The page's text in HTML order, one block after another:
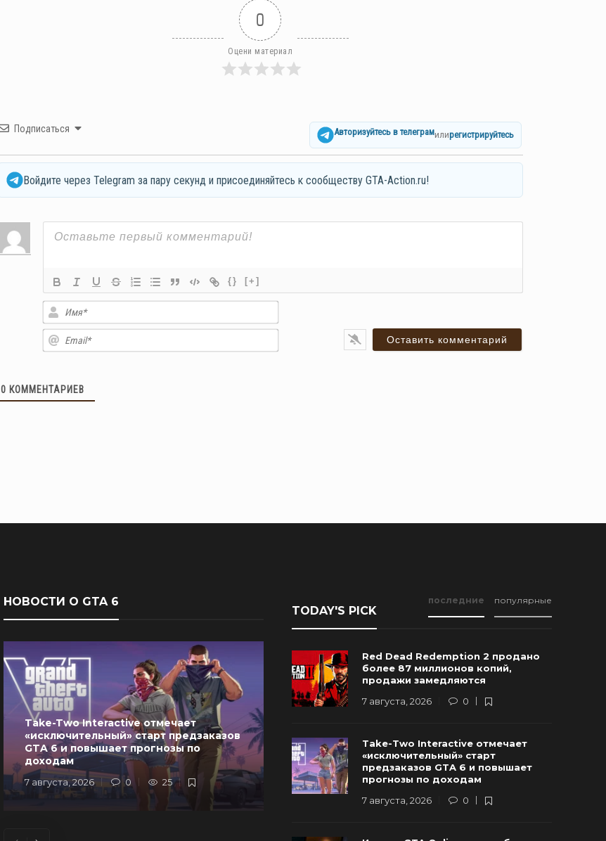
0
Оцени материал
Подписаться Авторизуйтесь в телеграмилирегистрируйтесь
Войдите через Telegram за пару секунд и присоединяйтесь к сообществу GTA-Action.ru!
{} [+]
0 КОММЕНТАРИЕВ
НОВОСТИ О GTA 6
Take-Two Interactive отмечает
«исключительный» старт предзаказов
GTA 6 и повышает прогнозы по
доходам
7 августа, 2026 0 25
Новые Арт-Работы GTA 6
Опубликованы Перед Выходом
Трейлера №3
6 августа, 2026 0 94
TODAY'S PICK
последние популярные
Red Dead Redemption 2 продано
более 87 миллионов копий,
продажи замедляются
7 августа, 2026
0
Take-Two Interactive отмечает
«исключительный» старт
предзаказов GTA 6 и повышает
прогнозы по доходам
7 августа, 2026
0